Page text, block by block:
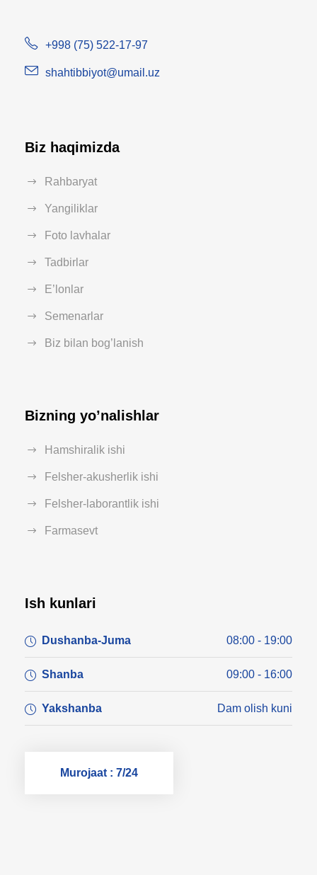
+998 (75) 522-17-97
shahtibbiyot@umail.uz
Biz haqimizda
Rahbaryat
Yangiliklar
Foto lavhalar
Tadbirlar
E’lonlar
Semenarlar
Biz bilan bog’lanish
Bizning yo’nalishlar
Hamshiralik ishi
Felsher-akusherlik ishi
Felsher-laborantlik ishi
Farmasevt
Ish kunlari
Dushanba-Juma 08:00 - 19:00
Shanba 09:00 - 16:00
Yakshanba Dam olish kuni
Murojaat : 7/24